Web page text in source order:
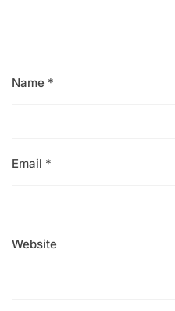
Name *
Email *
Website